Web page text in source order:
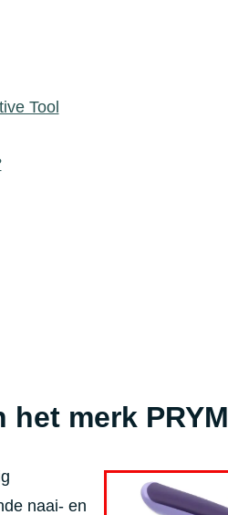
Tool
merk PRYM
naai- en